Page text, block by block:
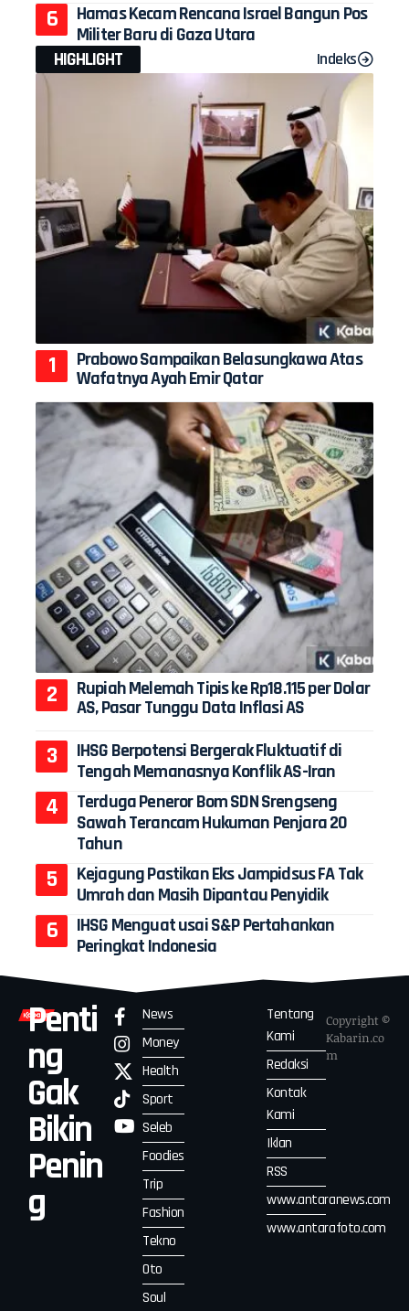
Hamas Kecam Rencana Israel Bangun Pos
Militer Baru di Gaza Utara
HIGHLIGHT
Indeks
Prabowo Sampaikan Belasungkawa Atas
Wafatnya Ayah Emir Qatar
Rupiah Melemah Tipis ke Rp18.115 per Dolar
AS, Pasar Tunggu Data Inflasi AS
IHSG Berpotensi Bergerak Fluktuatif di
Tengah Memanasnya Konflik AS-Iran
Terduga Peneror Bom SDN Srengseng
Sawah Terancam Hukuman Penjara 20
Tahun
Kejagung Pastikan Eks Jampidsus FA Tak
Umrah dan Masih Dipantau Penyidik
IHSG Menguat usai S&P Pertahankan
Peringkat Indonesia
Penti
ng
Gak
Bikin
Penin
g
News
Money
Health
Sport
Seleb
Foodies
Trip
Fashion
Tekno
Oto
Soul
Tentang
Kami
Redaksi
Kontak
Kami
Iklan
RSS
www.antaranews.com
www.antarafoto.com
Copyright ©
Kabarin.co
m